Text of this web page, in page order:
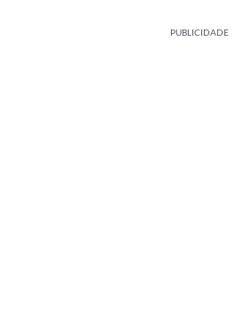
PUBLICIDADE